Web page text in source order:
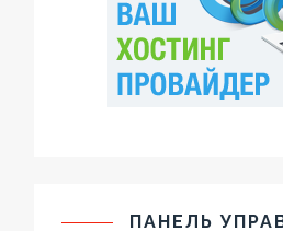
ПАНЕЛЬ